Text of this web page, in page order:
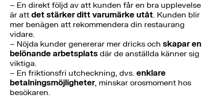
– En direkt följd av att kunden får en bra upplevelse
är att det stärker ditt varumärke utåt. Kunden blir
mer benägen att rekommendera din restaurang
vidare.
– Nöjda kunder genererar mer dricks och skapar en
belönande arbetsplats där de anställda känner sig
viktiga.
– En friktionsfri utcheckning, dvs. enklare
betalningsmöjligheter, minskar orosmoment hos
besökaren.